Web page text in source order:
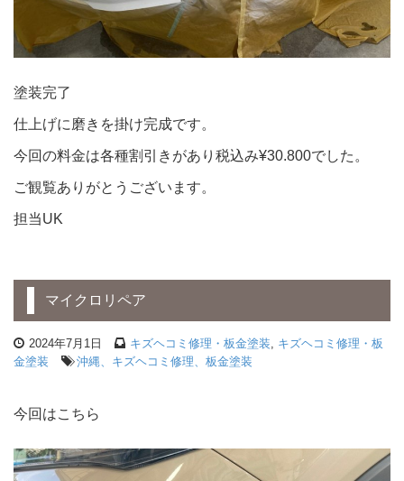
塗装完了
仕上げに磨きを掛け完成です。
今回の料金は各種割引きがあり税込み¥30.800でした。
ご観覧ありがとうございます。
担当UK
マイクロリペア
2024年7月1日 キズヘコミ修理・板金塗装, キズヘコミ修理・板
金塗装
沖縄、キズヘコミ修理、板金塗装
今回はこちら